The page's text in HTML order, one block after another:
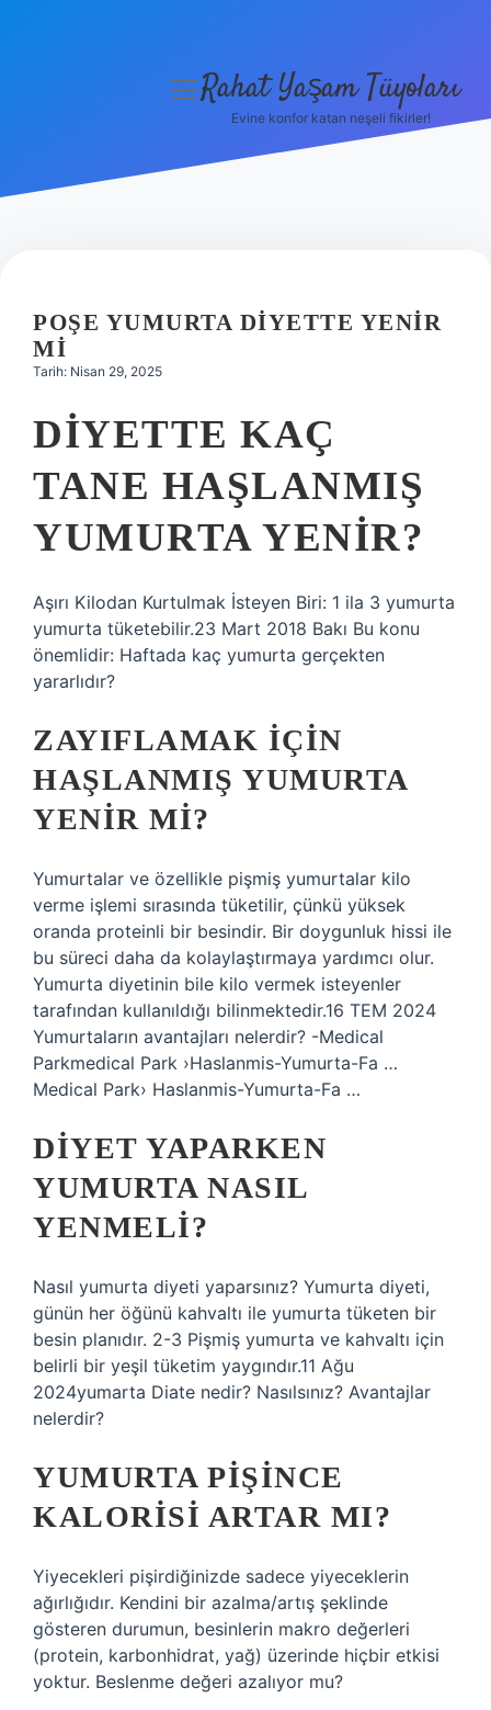
Hakkımızda
menüyü
Rahat Yaşam Tüyoları
Evine konfor katan neşeli fikirler!
POŞE YUMURTA DIYETTE YENIR
MI
Tarih: Nisan 29, 2025
DIYETTE KAÇ
TANE HAŞLANMIŞ
YUMURTA YENIR?
Aşırı Kilodan Kurtulmak İsteyen Biri: 1 ila 3 yumurta
yumurta tüketebilir.23 Mart 2018 Bakı Bu konu
önemlidir: Haftada kaç yumurta gerçekten
yararlıdır?
ZAYIFLAMAK IÇIN
HAŞLANMIŞ YUMURTA
YENIR MI?
Yumurtalar ve özellikle pişmiş yumurtalar kilo
verme işlemi sırasında tüketilir, çünkü yüksek
oranda proteinli bir besindir. Bir doygunluk hissi ile
bu süreci daha da kolaylaştırmaya yardımcı olur.
Yumurta diyetinin bile kilo vermek isteyenler
tarafından kullanıldığı bilinmektedir.16 TEM 2024
Yumurtaların avantajları nelerdir? -Medical
Parkmedical Park ›Haslanmis-Yumurta-Fa …
Medical Park› Haslanmis-Yumurta-Fa …
DIYET YAPARKEN
YUMURTA NASIL
YENMELI?
Nasıl yumurta diyeti yaparsınız? Yumurta diyeti,
günün her öğünü kahvaltı ile yumurta tüketen bir
besin planıdır. 2-3 Pişmiş yumurta ve kahvaltı için
belirli bir yeşil tüketim yaygındır.11 Ağu
2024yumarta Diate nedir? Nasılsınız? Avantajlar
nelerdir?
YUMURTA PIŞINCE
KALORISI ARTAR MI?
Yiyecekleri pişirdiğinizde sadece yiyeceklerin
ağırlığıdır. Kendini bir azalma/artış şeklinde
gösteren durumun, besinlerin makro değerleri
(protein, karbonhidrat, yağ) üzerinde hiçbir etkisi
yoktur. Beslenme değeri azalıyor mu?